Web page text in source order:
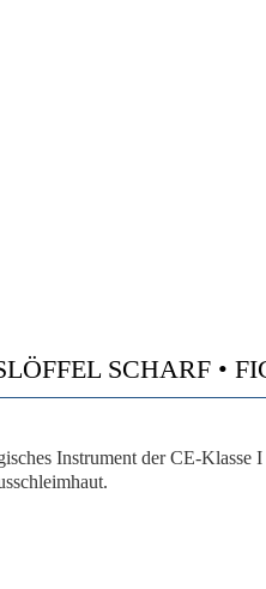
SCHARF •
Instrument der CE-